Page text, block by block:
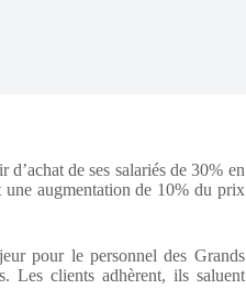
de ses salariés de 30% en
augmentation de 10% du prix
pour le personnel des Grands
Les clients adhèrent, ils saluent